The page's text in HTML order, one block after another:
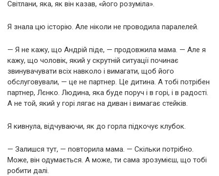
Світлани, яка, як він казав, «його розуміла».
Я знала цю історію. Але ніколи не проводила паралелей.
— Я не кажу, що Андрій піде, — продовжила мама. — Але я
кажу, що чоловік, який у скрутній ситуації починає
звинувачувати всіх навколо і вимагати, щоб його
обслуговували, — це не партнер. Це дитина. А тобі потрібен
партнер, Лєнко. Людина, яка буде поруч і в горі, і в радості.
А не той, який у горі лягає на диван і вимагає стейків.
Я кивнула, відчуваючи, як до горла підкочує клубок.
— Залишся тут, — повторила мама. — Скільки потрібно.
Може, він одумається. А може, ти сама зрозумієш, що тобі
робити далі.